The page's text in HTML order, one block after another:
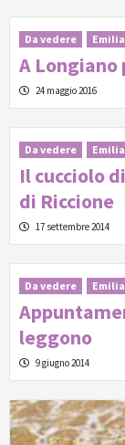
Da vedere
A Longiano
24 maggio 2016
Da vedere
Il cucciolo
di Riccione
17 settembre 2014
Da vedere
leggono
9 giugno 2014